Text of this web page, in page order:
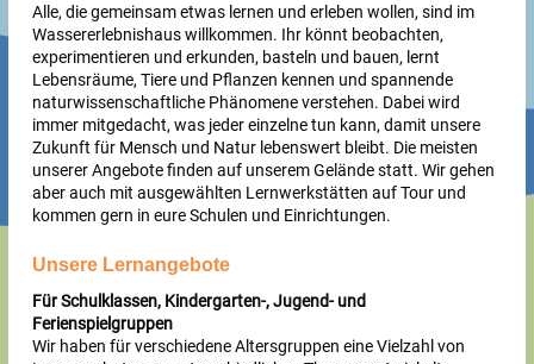
Alle, die gemeinsam etwas lernen und erleben wollen, sind im
Wassererlebnishaus willkommen. Ihr könnt beobachten,
experimentieren und erkunden, basteln und bauen, lernt
Lebensräume, Tiere und Pflanzen kennen und spannende
naturwissenschaftliche Phänomene verstehen. Dabei wird
immer mitgedacht, was jeder einzelne tun kann, damit unsere
Zukunft für Mensch und Natur lebenswert bleibt. Die meisten
unserer Angebote finden auf unserem Gelände statt. Wir gehen
aber auch mit ausgewählten Lernwerkstätten auf Tour und
kommen gern in eure Schulen und Einrichtungen.
Unsere Lernangebote
Für Schulklassen, Kindergarten-, Jugend- und
Ferienspielgruppen
Wir haben für verschiedene Altersgruppen eine Vielzahl von